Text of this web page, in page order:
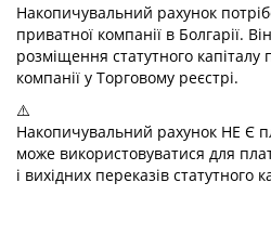
Накопичувальний рахунок
приватної компанії в Болгарії.
розміщення статутного капіталу
компанії у Торговому реєстрі.
⚠️
Накопичувальний рахунок НЕ Є
може використовуватися для
і вихідних переказів статутного